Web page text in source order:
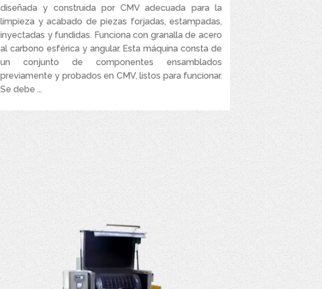
diseñada y construida por CMV adecuada para la
limpieza y acabado de piezas forjadas, estampadas,
inyectadas y fundidas. Funciona con granalla de acero
al carbono esférica y angular. Esta máquina consta de
un conjunto de componentes ensamblados
previamente y probados en CMV, listos para funcionar.
Se debe ...